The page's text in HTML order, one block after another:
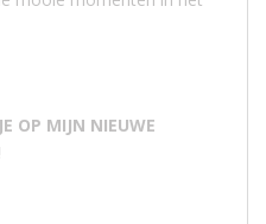
OP MIJN NIEUWE